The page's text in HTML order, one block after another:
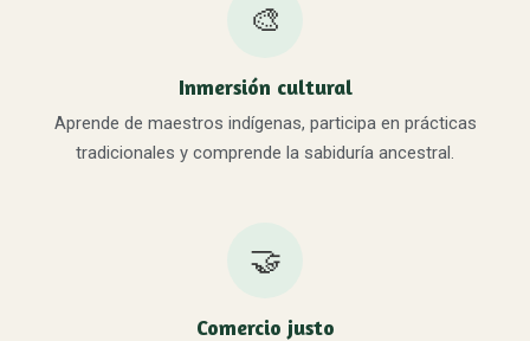
🎨
Inmersión cultural
Aprende de maestros indígenas, participa en prácticas
tradicionales y comprende la sabiduría ancestral.
🤝
Comercio justo